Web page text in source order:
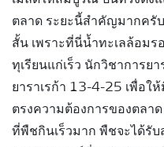
ตลาด ระยะนี้สำคัญมากครั
สั้น เพราะที่นี่น้ำทะเลล้อมร
ทุเรียนแก่เร็ว นักวิชาการย
ยาราเรก้า 13-4-25 เพื่อใ
ตรงความต้องการของตลา
ที่พืชกินเร็วมาก พืชจะได้รับ